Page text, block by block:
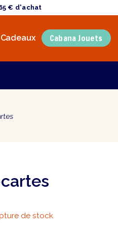
€ d'achat
Cadeaux Cabana Jouets
de stock